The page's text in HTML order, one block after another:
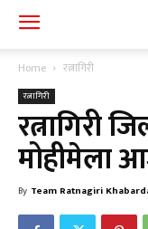
Home रत्नागिरी
रत्नागिरी
रत्नागिरी
मोहीमेला
By Team Ratnagiri